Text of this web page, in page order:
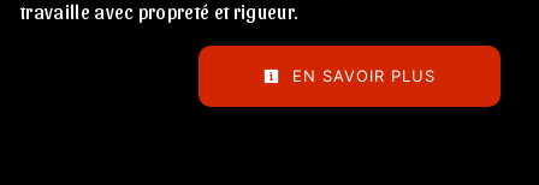
travaille avec propreté et rigueur.
EN SAVOIR PLUS